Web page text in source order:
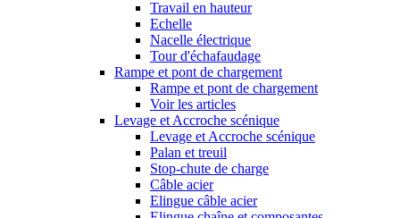
Travail en hauteur
Echelle
Nacelle électrique
Tour d'échafaudage
Rampe et pont de chargement
Rampe et pont de chargement
Voir les articles
Levage et Accroche scénique
Levage et Accroche scénique
Palan et treuil
Stop-chute de charge
Câble acier
Elingue câble acier